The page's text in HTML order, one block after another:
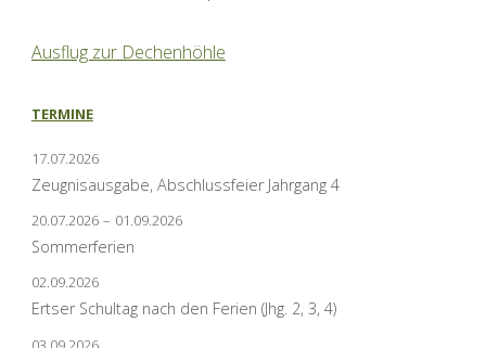
Ausflug zur Dechenhöhle
TERMINE
17.07.2026
Zeugnisausgabe, Abschlussfeier Jahrgang 4
20.07.2026 – 01.09.2026
Sommerferien
02.09.2026
Ertser Schultag nach den Ferien (Jhg. 2, 3, 4)